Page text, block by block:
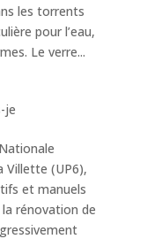
les torrents
pour l’eau,
Le verre...
je
Villette (UP6),
et manuels
la rénovation de